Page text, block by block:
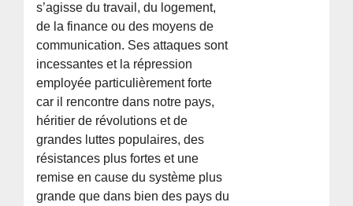
s’agisse du travail, du logement,
de la finance ou des moyens de
communication. Ses attaques sont
incessantes et la répression
employée particulièrement forte
car il rencontre dans notre pays,
héritier de révolutions et de
grandes luttes populaires, des
résistances plus fortes et une
remise en cause du système plus
grande que dans bien des pays du